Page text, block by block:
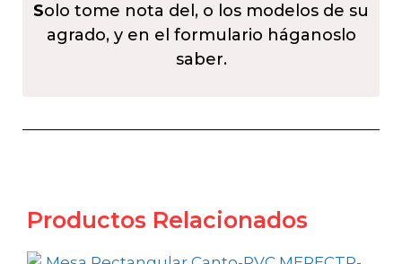
Solo tome nota del, o los modelos de su
agrado, y en el formulario háganoslo
saber.
Productos Relacionados